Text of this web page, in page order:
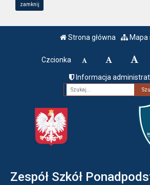
zamknij
Strona główna Mapa
Czcionka
Informacja
Fraza
Zespół Szkół